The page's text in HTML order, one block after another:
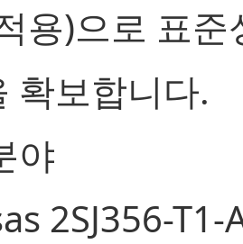
용)으로 표준
확보합니다.
야
2SJ356-T1-